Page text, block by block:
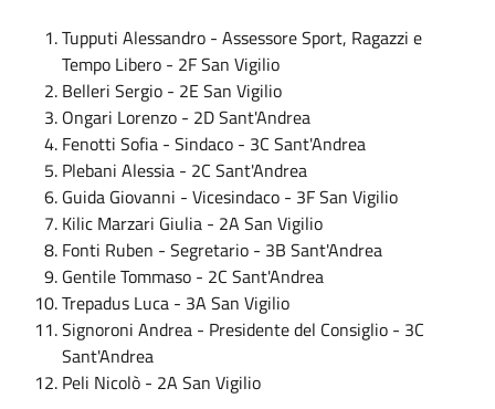
Tupputi Alessandro - Assessore Sport, Ragazzi e
Tempo Libero - 2F San Vigilio
Belleri Sergio - 2E San Vigilio
Ongari Lorenzo - 2D Sant'Andrea
Fenotti Sofia - Sindaco - 3C Sant'Andrea
Plebani Alessia - 2C Sant'Andrea
Guida Giovanni - Vicesindaco - 3F San Vigilio
Kilic Marzari Giulia - 2A San Vigilio
Fonti Ruben - Segretario - 3B Sant'Andrea
Gentile Tommaso - 2C Sant'Andrea
Trepadus Luca - 3A San Vigilio
Signoroni Andrea - Presidente del Consiglio - 3C
Sant'Andrea
Peli Nicolò - 2A San Vigilio